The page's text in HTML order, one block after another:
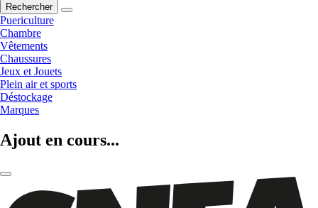
Rechercher
Puericulture
Chambre
Vêtements
Chaussures
Jeux et Jouets
Plein air et sports
Déstockage
Marques
Ajout en cours...